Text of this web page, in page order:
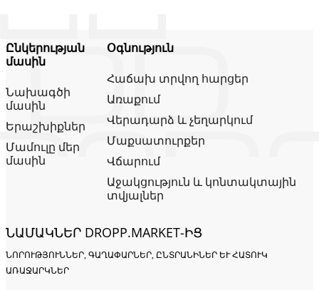
Ընկերության
մասին
Նախագծի
մասին
Երաշխիքներ
Մամուլը մեր
մասին
Օգնություն
Հաճախ տրվող հարցեր
Առաքում
Վերադարձ և չեղարկում
Մաքսատուրքեր
Վճարում
Աջակցություն և կոնտակտային
տվյալներ
ՆԱՄԱԿՆԵՐ DROPP.MARKET-ԻՑ
ՆՈՐՈՒԹՅՈՒՆՆԵՐ, ԳԱՂԱՓԱՐՆԵՐ, ԸՆՏՐԱՆԻՆԵՐ ԵՒ ՀԱՏՈՒԿ Ա
ՌԱՋԱՐԿՆԵՐ